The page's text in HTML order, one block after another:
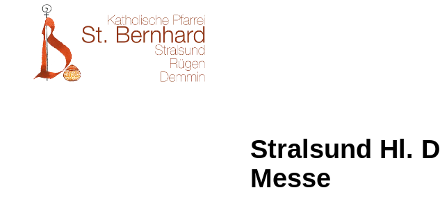
Stralsund Hl.
Messe